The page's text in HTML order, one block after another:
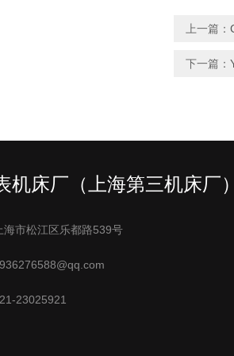
上一篇：
下一篇：
机床厂（上海第三机床厂
海市松江区乐都路539号
23025921